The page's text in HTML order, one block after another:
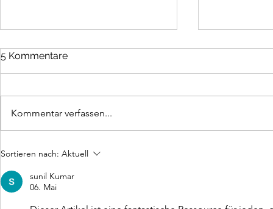
Können wir vom
5 Kommentare
Kommentar verfassen...
Sortieren nach: Aktuell
sunil Kumar
06. Mai